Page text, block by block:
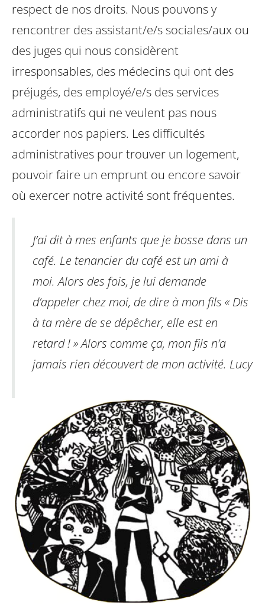
respect de nos droits. Nous pouvons y
rencontrer des assistant/e/s sociales/aux ou
des juges qui nous considèrent
irresponsables, des médecins qui ont des
préjugés, des employé/e/s des services
administratifs qui ne veulent pas nous
accorder nos papiers. Les difficultés
administratives pour trouver un logement,
pouvoir faire un emprunt ou encore savoir
où exercer notre activité sont fréquentes.
J’ai dit à mes enfants que je bosse dans un
café. Le tenancier du café est un ami à
moi. Alors des fois, je lui demande
d’appeler chez moi, de dire à mon fils « Dis
à ta mère de se dépêcher, elle est en
retard ! » Alors comme ça, mon fils n’a
jamais rien découvert de mon activité. Lucy